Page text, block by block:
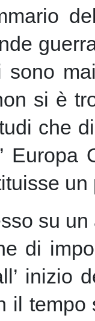
sono
si è
che
un
su
di
inizio
il tempo